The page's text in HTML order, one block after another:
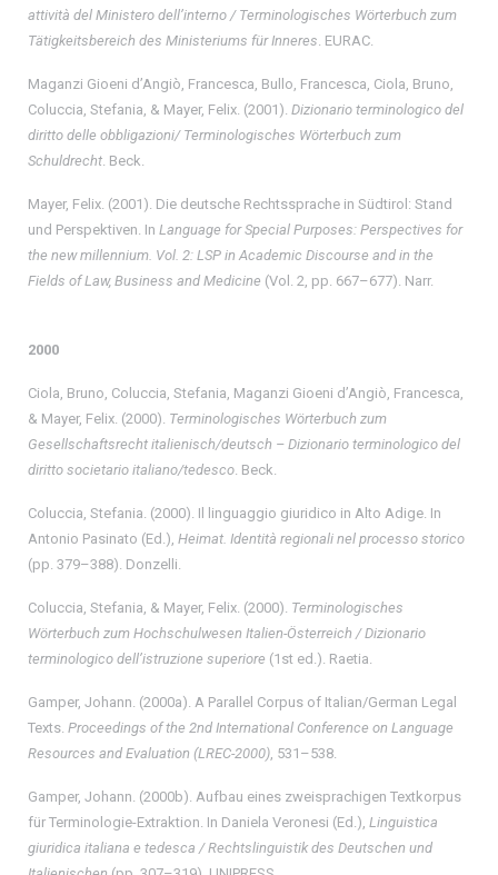
attività del Ministero dell’interno / Terminologisches Wörterbuch zum
Tätigkeitsbereich des Ministeriums für Inneres. EURAC.
Maganzi Gioeni d’Angiò, Francesca, Bullo, Francesca, Ciola, Bruno,
Coluccia, Stefania, & Mayer, Felix. (2001). Dizionario terminologico del
diritto delle obbligazioni/ Terminologisches Wörterbuch zum
Schuldrecht. Beck.
Mayer, Felix. (2001). Die deutsche Rechtssprache in Südtirol: Stand
und Perspektiven. In Language for Special Purposes: Perspectives for
the new millennium. Vol. 2: LSP in Academic Discourse and in the
Fields of Law, Business and Medicine (Vol. 2, pp. 667–677). Narr.
2000
Ciola, Bruno, Coluccia, Stefania, Maganzi Gioeni d’Angiò, Francesca,
& Mayer, Felix. (2000). Terminologisches Wörterbuch zum
Gesellschaftsrecht italienisch/deutsch – Dizionario terminologico del
diritto societario italiano/tedesco. Beck.
Coluccia, Stefania. (2000). Il linguaggio giuridico in Alto Adige. In
Antonio Pasinato (Ed.), Heimat. Identità regionali nel processo storico
(pp. 379–388). Donzelli.
Coluccia, Stefania, & Mayer, Felix. (2000). Terminologisches
Wörterbuch zum Hochschulwesen Italien-Österreich / Dizionario
terminologico dell’istruzione superiore (1st ed.). Raetia.
Gamper, Johann. (2000a). A Parallel Corpus of Italian/German Legal
Texts. Proceedings of the 2nd International Conference on Language
Resources and Evaluation (LREC-2000), 531–538.
Gamper, Johann. (2000b). Aufbau eines zweisprachigen Textkorpus
für Terminologie-Extraktion. In Daniela Veronesi (Ed.), Linguistica
giuridica italiana e tedesca / Rechtslinguistik des Deutschen und